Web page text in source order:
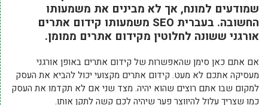
שמודעים למונח, אך לא מבינים את משמעותו
החשובה. בעברית SEO משמעותו קידום אתרים
אורגני ששונה לחלוטין מקידום אתרים ממומן.
אם אתם כאן סימן שהאפשרות של קידום אתרים באופן אורגני
מעסיקה אתכם לא מעט. קידום אתרים מקצועי יכול להביא את העסק
למקום שבו אתם רוצים שהוא יהיה. מצד שני אם לא תקדמו את העסק
כמו שצריך עלול להיווצר פער שיהיה לכם קשה לתקן אותו.